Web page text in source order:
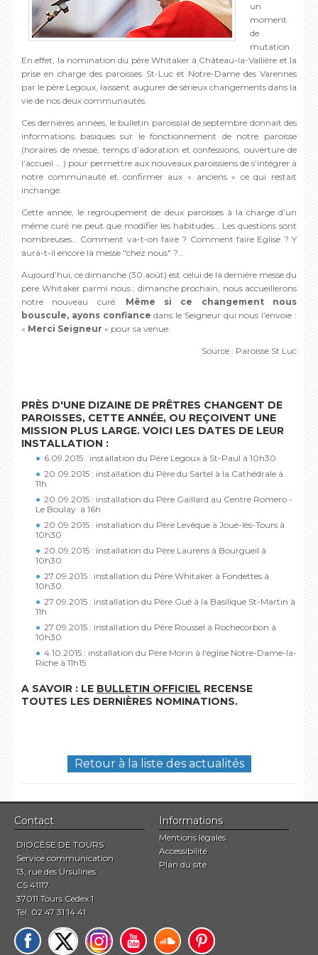
un
moment
de
mutation.
En effet, la nomination du père Whitaker à Château-la-Vallière et la
prise en charge des paroisses St-Luc et Notre-Dame des Varennes
par le père Legoux, laissent augurer de sérieux changements dans la
vie de nos deux communautés.
Ces dernières années, le bulletin paroissial de septembre donnait des
informations basiques sur le fonctionnement de notre paroisse
(horaires de messe, temps d’adoration et confessions, ouverture de
l’accueil … ) pour permettre aux nouveaux paroissiens de s’intégrer à
notre communauté et confirmer aux « anciens » ce qui restait
inchangé.
Cette année, le regroupement de deux paroisses à la charge d’un
même curé ne peut que modifier les habitudes… Les questions sont
nombreuses… Comment va-t-on faire ? Comment faire Eglise ? Y
aura-t-il encore la messe "chez nous" ?...
Aujourd’hui, ce dimanche (30 août) est celui de la dernière messe du
père Whitaker parmi nous ; dimanche prochain, nous accueillerons
notre nouveau curé. Même si ce changement nous
bouscule, ayons confiance dans le Seigneur qui nous l’envoie :
« Merci Seigneur » pour sa venue.
Source : Paroisse St Luc
PRÈS D'UNE DIZAINE DE PRÊTRES CHANGENT DE
PAROISSES, CETTE ANNÉE, OU REÇOIVENT UNE
MISSION PLUS LARGE. VOICI LES DATES DE LEUR
INSTALLATION :
6.09.2015 : installation du Père Legoux à St-Paul à 10h30
20.09.2015 : installation du Père du Sartel à la Cathédrale à
11h
20.09.2015 : installation du Père Gaillard au Centre Romero -
Le Boulay à 16h
20.09.2015 : installation du Père Levêque à Joué-lès-Tours à
10h30
20.09.2015 : installation du Père Laurens à Bourgueil à
10h30
27.09.2015 : installation du Père Whitaker à Fondettes à
10h30
27.09.2015 : installation du Père Gué à la Basilique St-Martin à
11h
27.09.2015 : installation du Père Roussel à Rochecorbon à
10h30
4.10.2015 : installation du Père Morin à l'église Notre-Dame-la-
Riche à 11h15
A SAVOIR : LE BULLETIN OFFICIEL RECENSE
TOUTES LES DERNIÈRES NOMINATIONS.
Retour à la liste des actualités
Contact
DIOCÈSE DE TOURS
Service communication
13, rue des Ursulines
CS 41117
37011 Tours Cedex 1
Tél. 02 47 31 14 41
Informations
Mentions légales
Accessibilité
Plan du site